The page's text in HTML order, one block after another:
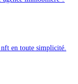
en toute simplicité.